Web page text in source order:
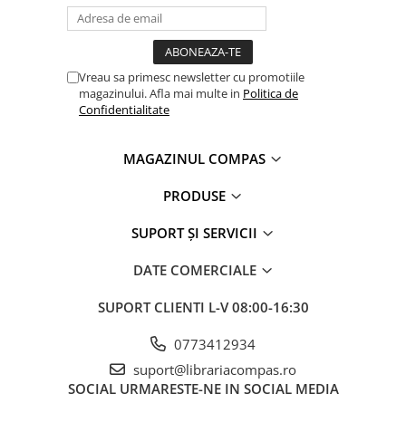
Table magnetice
Accesorii table și flipchart
Accesorii pictură
Cretă colorată și albă
Vreau sa primesc newsletter cu promotiile
magazinului. Afla mai multe in Politica de
Confidentialitate
MAGAZINUL COMPAS
PRODUSE
SUPORT ȘI SERVICII
DATE COMERCIALE
SUPORT CLIENTI L-V 08:00-16:30
0773412934
suport@librariacompas.ro
SOCIAL URMARESTE-NE IN SOCIAL MEDIA